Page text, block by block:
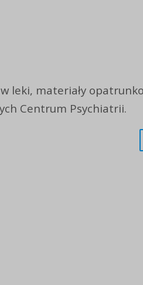
leki, materiały
Centrum Psychiatrii.